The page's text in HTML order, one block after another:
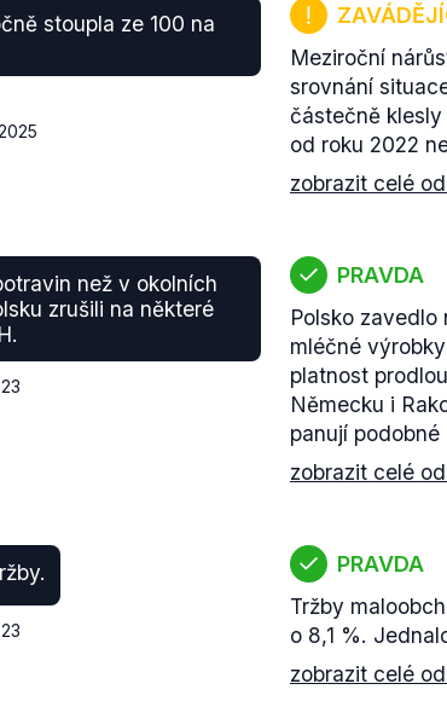
stoupla ze 100 na
Meziroční
srovnání
částečně
od roku 2022
zobrazit celé
než v okolních
zrušili na některé
PRAVDA
Polsko zavedlo
mléčné
platnost
Německu i
panují podobné
zobrazit celé
PRAVDA
Tržby
o 8,1 %.
zobrazit celé